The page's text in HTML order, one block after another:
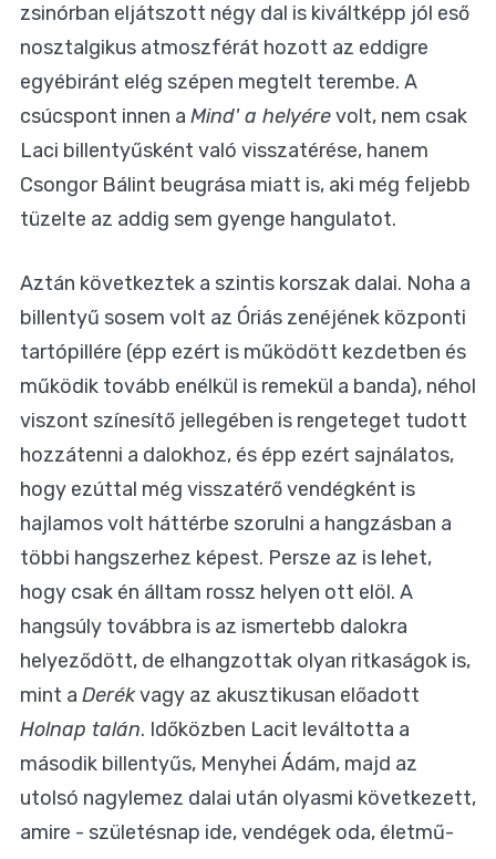
zsinórban eljátszott négy dal is kiváltképp jól eső
nosztalgikus atmoszférát hozott az eddigre
egyébiránt elég szépen megtelt terembe. A
csúcspont innen a Mind' a helyérevolt, nem csak
Laci billentyűsként való visszatérése, hanem
Csongor Bálint beugrása miatt is, aki még feljebb
tüzelte az addig sem gyenge hangulatot.
Aztán következtek a szintis korszak dalai. Noha a
billentyű sosem volt az Óriás zenéjének központi
tartópillére (épp ezért is működött kezdetben és
működik tovább enélkül is remekül a banda), néhol
viszont színesítő jellegében is rengeteget tudott
hozzátenni a dalokhoz, és épp ezért sajnálatos,
hogy ezúttal még visszatérő vendégként is
hajlamos volt háttérbe szorulni a hangzásban a
többi hangszerhez képest. Persze az is lehet,
hogy csak én álltam rossz helyen ott elöl. A
hangsúly továbbra is az ismertebb dalokra
helyeződött, de elhangzottak olyan ritkaságok is,
mint a Derékvagy az akusztikusan előadott
Holnap talán. Időközben Lacit leváltotta a
második billentyűs, Menyhei Ádám, majd az
utolsó nagylemez dalai után olyasmi következett,
amire - születésnap ide, vendégek oda, életmű-